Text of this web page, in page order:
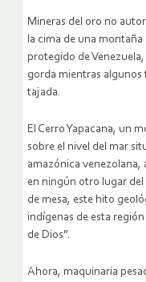
Mineras del oro no
la cima de una
protegido de
gorda mientras
tajada.
El Cerro Yapacana, un
sobre el nivel del mar
amazónica venezolana,
en ningún otro lugar
de mesa, este hito
indígenas de esta
de Dios”.
Ahora, maquinaria